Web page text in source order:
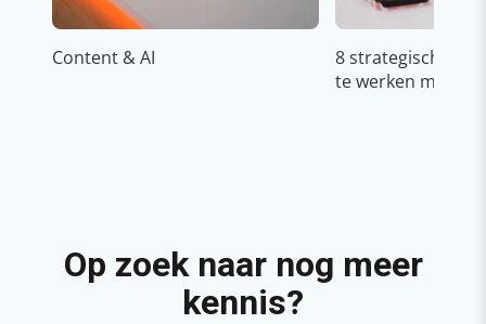
Content & AI
8 strategische
te werken met
Op zoek naar nog meer
kennis?